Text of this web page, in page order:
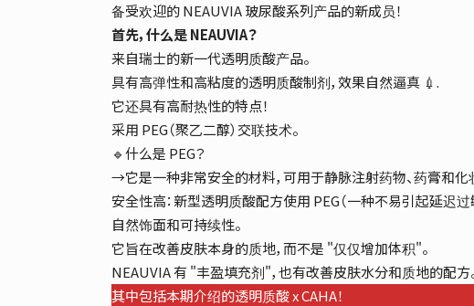
备受欢迎的 NEAUVIA 玻尿酸系列产品的新成员！
首先，什么是 NEAUVIA？
来自瑞士的新一代透明质酸产品。
具有高弹性和高粘度的透明质酸制剂，效果自然逼真 💉.
它还具有高耐热性的特点！
采用 PEG（聚乙二醇）交联技术。
🔹什么是 PEG？
→它是一种非常安全的材料，可用于静脉注射药物、药膏和化
安全性高：新型透明质酸配方使用 PEG（一种不易引起延迟过
自然饰面和可持续性。
它旨在改善皮肤本身的质地，而不是 "仅仅增加体积"。
NEAUVIA 有 "丰盈填充剂"，也有改善皮肤水分和质地的配方
其中包括本期介绍的透明质酸 x CAHA！